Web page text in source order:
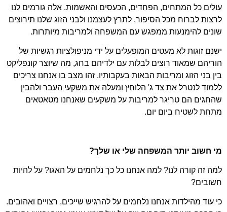
עולים כל המתחים, הפחדים, הכעסים והאשמות. אלה גורמים לנו
לרצות לברוח מכל הסיפור, לתרץ לעצמנו ולבני הזוג שלנו תירוצים
שונים להימנעות ממפגש עם המשפחה ולמריבות מיותרות.
ישנם זוגות לא מעטים המופעלים על ידי מניפולציות רגשיות של
הוריהם שמאוד רוצים לבלות עם ילדיהם בחג, מה שיוצר קונפליקט
בין בני הזוג ומריבות הבאות בעקבותיו. זהו מצב בו אנחנו צריכים
ללמוד לנטרל את צד ג' הלוחץ ומעלה את משקעי העבר ולהבין
שהחגים הם טריגר למריבות על משקעים שאנחנו מטאטאים
מתחת לשטיח ביום יום.
מי חשוב יותר המשפחה שלי או שלך?
למה זה קורה לנו? למה אנחנו כל כך נלחמים על האגו? על להיות
חשובים?
כי עוד מהילדות אנחנו נלחמים על להרגיש שייכים, רצויים ואהובים.